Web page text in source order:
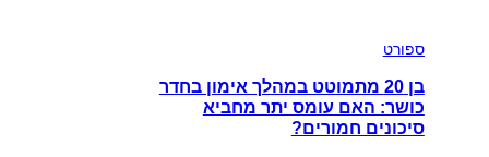
ספורט
בן 20 מתמוטט במהלך אימון בחדר
כושר: האם עומס יתר מחביא
סיכונים חמורים?